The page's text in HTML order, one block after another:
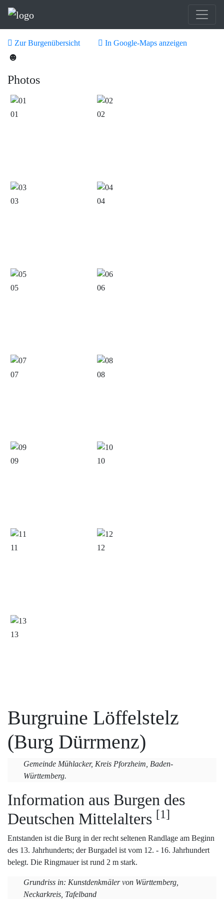
Zur Burgenübersicht In Google-Maps anzeigen
☻
Photos
01 02
03 04
05 06
07 08
09 10
11 12
13
Burgruine Löffelstelz
(Burg Dürrmenz)
Gemeinde Mühlacker, Kreis Pforzheim, Baden-
Württemberg.
Information aus Burgen des
Deutschen Mittelalters [1]
Entstanden ist die Burg in der recht seltenen Randlage am Beginn
des 13. Jahrhunderts; der Burgadel ist vom 12. - 16. Jahrhundert
belegt. Die Ringmauer ist rund 2 m stark.
Grundriss in: Kunstdenkmäler von Württemberg,
Neckarkreis, Tafelband